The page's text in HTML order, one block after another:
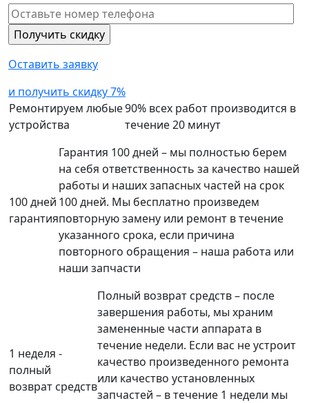
Оставить заявку
и получить скидку 7%
Ремонтируем любые
устройства
90% всех работ производится в
течение 20 минут
100 дней
гарантия
Гарантия 100 дней – мы полностью берем
на себя ответственность за качество нашей
работы и наших запасных частей на срок
100 дней. Мы бесплатно произведем
повторную замену или ремонт в течение
указанного срока, если причина
повторного обращения – наша работа или
наши запчасти
1 неделя -
полный
возврат средств
Полный возврат средств – после
завершения работы, мы храним
замененные части аппарата в
течение недели. Если вас не устроит
качество произведенного ремонта
или качество установленных
запчастей – в течение 1 недели мы